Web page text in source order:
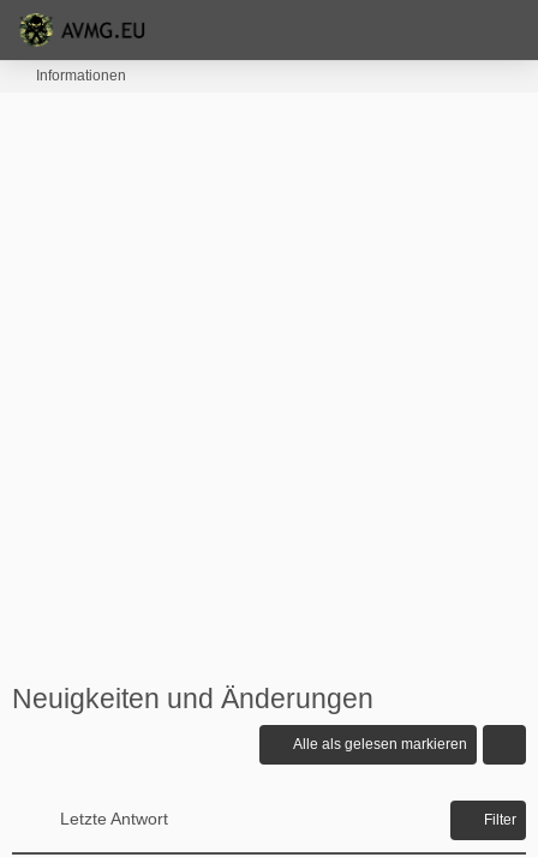
Informationen
Neuigkeiten und Änderungen
Alle als gelesen markieren
Letzte Antwort Filter